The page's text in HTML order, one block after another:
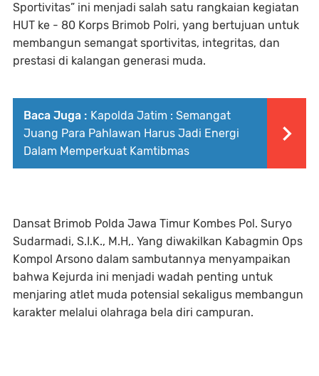
Sportivitas” ini menjadi salah satu rangkaian kegiatan
HUT ke - 80 Korps Brimob Polri, yang bertujuan untuk
membangun semangat sportivitas, integritas, dan
prestasi di kalangan generasi muda.
Baca Juga : Kapolda Jatim : Semangat
Juang Para Pahlawan Harus Jadi Energi
Dalam Memperkuat Kamtibmas
Dansat Brimob Polda Jawa Timur Kombes Pol. Suryo
Sudarmadi, S.I.K., M.H,. Yang diwakilkan Kabagmin Ops
Kompol Arsono dalam sambutannya menyampaikan
bahwa Kejurda ini menjadi wadah penting untuk
menjaring atlet muda potensial sekaligus membangun
karakter melalui olahraga bela diri campuran.